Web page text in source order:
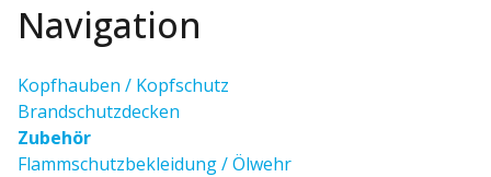
Navigation
Kopfhauben / Kopfschutz
Brandschutzdecken
Zubehör
Flammschutzbekleidung / Ölwehr